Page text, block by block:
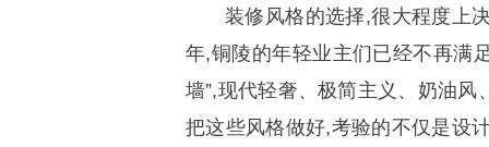
装修风格的选择,很大程度上
年,铜陵的年轻业主们已经不再满
墙”,现代轻奢、极简主义、奶油
把这些风格做好,考验的不仅是设